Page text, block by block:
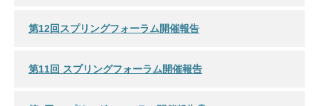
第12回スプリングフォーラム開催報告
第11回 スプリングフォーラム開催報告